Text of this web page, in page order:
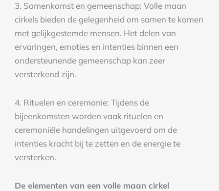
3. Samenkomst en gemeenschap: Volle maan
cirkels bieden de gelegenheid om samen te komen
met gelijkgestemde mensen. Het delen van
ervaringen, emoties en intenties binnen een
ondersteunende gemeenschap kan zeer
versterkend zijn.
4. Rituelen en ceremonie: Tijdens de
bijeenkomsten worden vaak rituelen en
ceremoniële handelingen uitgevoerd om de
intenties kracht bij te zetten en de energie te
versterken.
De elementen van een volle maan cirkel